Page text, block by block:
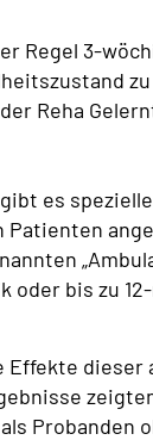
Regel 3-
Reha
es
oder bis zu
Effekte
Probanden